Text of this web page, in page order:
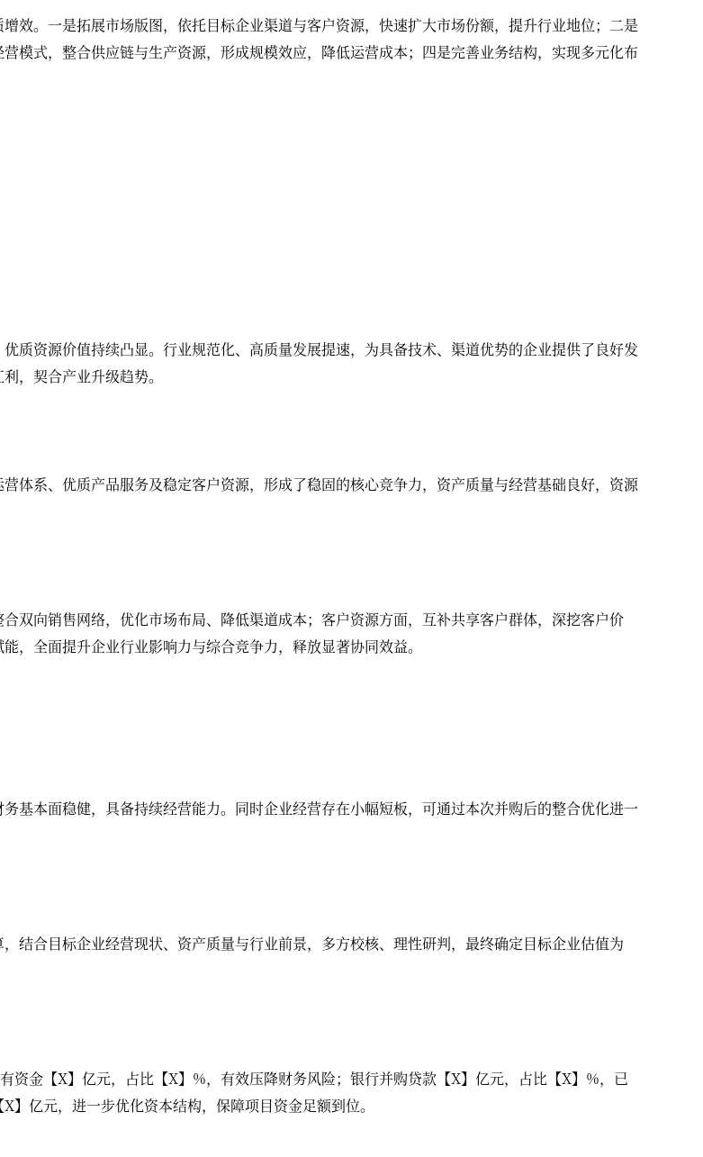
。一是拓展市场版图，依托目标企业渠道与客户资源，快速扩大市场份额，提升行业地位；二是
模式，整合供应链与生产资源，形成规模效应，降低运营成本；四是完善业务结构，实现多元化布
资源价值持续凸显。行业规范化、高质量发展提速，为具备技术、渠道优势的企业提供了良好发
，契合产业升级趋势。
系、优质产品服务及稳定客户资源，形成了稳固的核心竞争力，资产质量与经营基础良好，资源
向销售网络，优化市场布局、降低渠道成本；客户资源方面，互补共享客户群体，深挖客户价
，全面提升企业行业影响力与综合竞争力，释放显著协同效益。
本面稳健，具备持续经营能力。同时企业经营存在小幅短板，可通过本次并购后的整合优化进一
合目标企业经营现状、资产质量与行业前景，多方校核、理性研判，最终确定目标企业估值为
金【X】亿元，占比【X】%，有效压降财务风险；银行并购贷款【X】亿元，占比【X】%，已
亿元，进一步优化资本结构，保障项目资金足额到位。